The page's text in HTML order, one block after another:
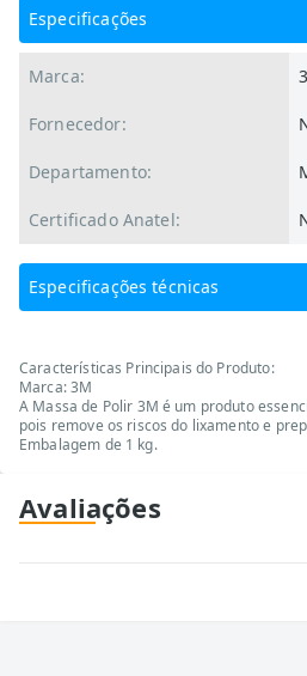
Especificações
Marca:
Fornecedor:
Departamento:
Certificado Anatel:
Especificações técnicas
Características Principais do Produto:
Marca: 3M
A Massa de Polir 3M é um produto
pois remove os riscos do lixamento e
Embalagem de 1 kg.
Avaliações